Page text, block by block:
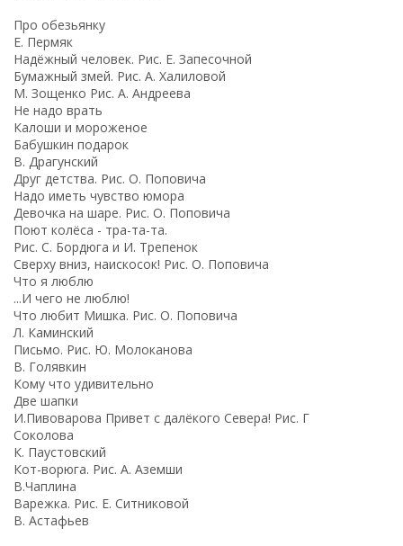
Про обезьянку
Е. Пермяк
Надёжный человек. Рис. Е. Запесочной
Бумажный змей. Рис. А. Халиловой
М. Зощенко Рис. А. Андреева
Не надо врать
Калоши и мороженое
Бабушкин подарок
В. Драгунский
Друг детства. Рис. О. Поповича
Надо иметь чувство юмора
Девочка на шаре. Рис. О. Поповича
Поют колёса - тра-та-та.
Рис. С. Бордюга и И. Трепенок
Сверху вниз, наискосок! Рис. О. Поповича
Что я люблю
...И чего не люблю!
Что любит Мишка. Рис. О. Поповича
Л. Каминский
Письмо. Рис. Ю. Молоканова
В. Голявкин
Кому что удивительно
Две шапки
И.Пивоварова Привет с далёкого Севера! Рис. Г
Соколова
К. Паустовский
Кот-ворюга. Рис. А. Аземши
В.Чаплина
Варежка. Рис. Е. Ситниковой
В. Астафьев